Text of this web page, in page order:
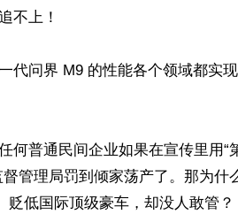
不上！
代问界 M9 的性能各个领域都实
何普通民间企业如果在宣传里用“
管理局罚到倾家荡产了。那为什
贬低国际顶级豪车，却没人敢管？